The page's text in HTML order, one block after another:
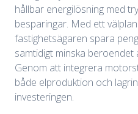
hållbar energilösning med
besparingar. Med ett
fastighetsägaren spara
samtidigt minska beroendet
Genom att integrera
både elproduktion och
investeringen.